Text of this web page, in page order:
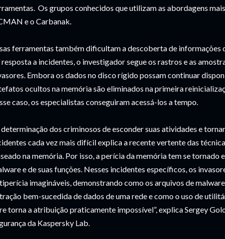
Os grupos conhecidos que utilizam as abordagens
e o Carbanak.
ferramentas também dificultam a descoberta de informações
resposta a incidentes, o investigador segue os rastros e as
Embora os dados no disco rígido possam continuar
ocultos na memória são eliminados na primeira
caso, os especialistas conseguiram acessá-los a tempo.
determinação dos criminosos de esconder suas atividades e
cada vez mais difícil explica a recente vertente das
na memória. Por isso, a perícia da memória tem se tornado
e de suas funções. Nesses incidentes específicos, os
imagináveis, demonstrando como os arquivos de
bem-sucedida de dados de uma rede e como o uso de
torna a atribuição praticamente impossível”, explica Sergey
da Kaspersky Lab.